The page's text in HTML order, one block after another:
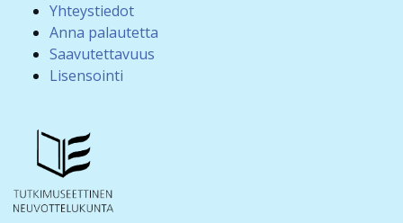
Yhteystiedot
Anna palautetta
Saavutettavuus
Lisensointi